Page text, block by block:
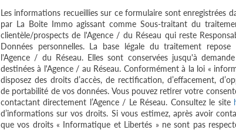
Les informations recueillies sur ce formulaire sont enregistrées
par La Boite Immo agissant comme Sous-traitant du
clientèle/prospects de l'Agence / du Réseau qui reste
Données personnelles. La base légale du traitement
l'Agence / du Réseau. Elles sont conservées jusqu'à
destinées à l'Agence / au Réseau. Conformément à la loi «
disposez des droits d’accès, de rectification, d’effacement,
de portabilité de vos données. Vous pouvez retirer votre
contactant directement l’Agence / Le Réseau. Consultez le site
d’informations sur vos droits. Si vous estimez, après avoir
que vos droits « Informatique et Libertés » ne sont pas